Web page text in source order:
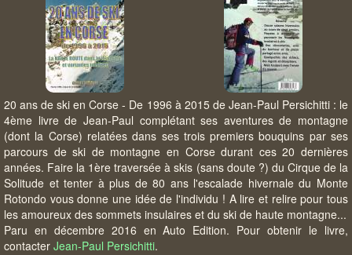
20 ans de ski en Corse - De 1996 à 2015 de Jean-Paul Persichitti : le
4ème livre de Jean-Paul complétant ses aventures de montagne
(dont la Corse) relatées dans ses trois premiers bouquins par ses
parcours de ski de montagne en Corse durant ces 20 dernières
années. Faire la 1ère traversée à skis (sans doute ?) du Cirque de la
Solitude et tenter à plus de 80 ans l'escalade hivernale du Monte
Rotondo vous donne une idée de l'individu ! A lire et relire pour tous
les amoureux des sommets insulaires et du ski de haute montagne...
Paru en décembre 2016 en Auto Edition. Pour obtenir le livre,
contacter Jean-Paul Persichitti.